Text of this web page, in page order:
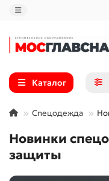
Каталог
Спецодежда
Новинки
защиты